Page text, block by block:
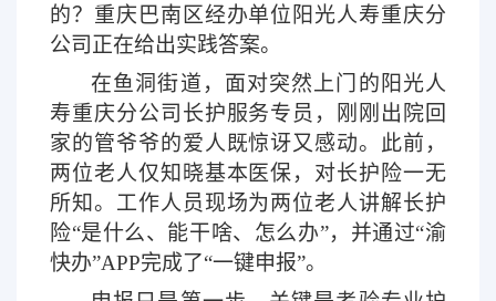
的？重庆巴南区经办单位阳光人寿重庆分
公司正在给出实践答案。
在鱼洞街道，面对突然上门的阳光人
寿重庆分公司长护服务专员，刚刚出院回
家的管爷爷的爱人既惊讶又感动。此前，
两位老人仅知晓基本医保，对长护险一无
所知。工作人员现场为两位老人讲解长护
险“是什么、能干啥、怎么办”，并通过“渝
快办”APP完成了“一键申报”。